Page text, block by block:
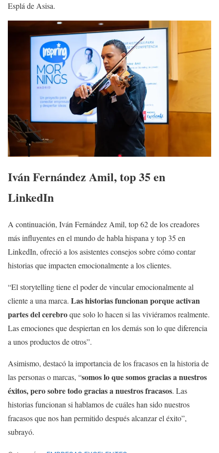
Esplá de Asisa.
Iván Fernández Amil, top 35 en
LinkedIn
A continuación, Iván Fernández Amil, top 62 de los creadores
más influyentes en el mundo de habla hispana y top 35 en
LinkedIn, ofreció a los asistentes consejos sobre cómo contar
historias que impacten emocionalmente a los clientes.
“El storytelling tiene el poder de vincular emocionalmente al
cliente a una marca. Las historias funcionan porque activan
partes del cerebroque solo lo hacen si las viviéramos realmente.
Las emociones que despiertan en los demás son lo que diferencia
a unos productos de otros”.
Asimismo, destacó la importancia de los fracasos en la historia de
las personas o marcas, “somos lo que somos gracias a nuestros
éxitos, pero sobre todo gracias a nuestros fracasos. Las
historias funcionan si hablamos de cuáles han sido nuestros
fracasos que nos han permitido después alcanzar el éxito”,
subrayó.